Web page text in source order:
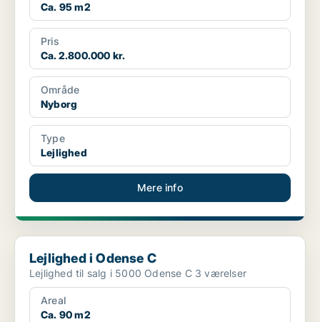
Ca. 95 m2
Pris
Ca. 2.800.000 kr.
Område
Nyborg
Type
Lejlighed
Mere info
Lejlighed i Odense C
Lejlighed i Odense C
Lejlighed til salg i 5000 Odense C 3 værelser
Areal
Ca. 90 m2